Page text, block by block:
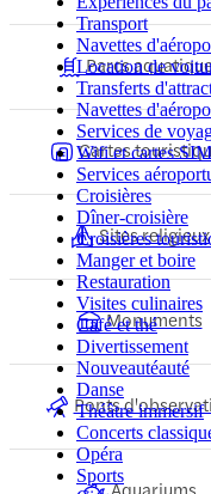
Transport
Navettes
Location de
Transferts
Navettes
Services de
Wifi et cartes SIM
Services
Croisières
Dîner-croisière
Croisières
Manger et boire
Restauration
Visites culinaires
Café et thé
Divertissement
Nouveautéauté
Danse
Théâtre immersif
Concerts
Opéra
Sports
Parcs
Cartes
Sites religieux
Monuments
Ponts
Aquariums